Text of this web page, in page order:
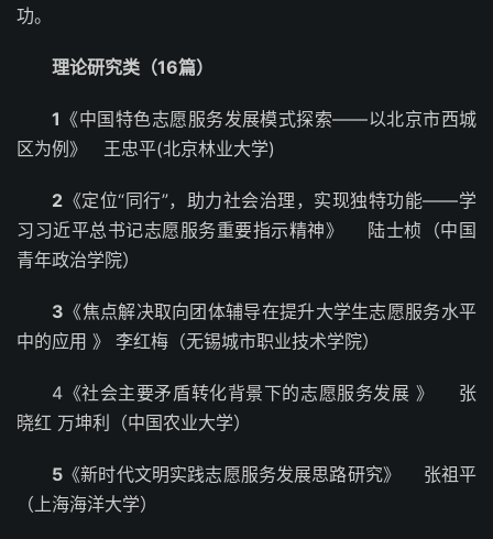
功。
理论研究类（16篇）
1 《中国特色志愿服务发展模式探索——以北京市西城
区为例》 王忠平(北京林业大学)
2 《定位“同行”，助力社会治理，实现独特功能——学
习习近平总书记志愿服务重要指示精神》 陆士桢（中国
青年政治学院）
3 《焦点解决取向团体辅导在提升大学生志愿服务水平
中的应用 》 李红梅（无锡城市职业技术学院）
4《社会主要矛盾转化背景下的志愿服务发展 》 张
晓红 万坤利（中国农业大学）
5 《新时代文明实践志愿服务发展思路研究》 张祖平
（上海海洋大学）